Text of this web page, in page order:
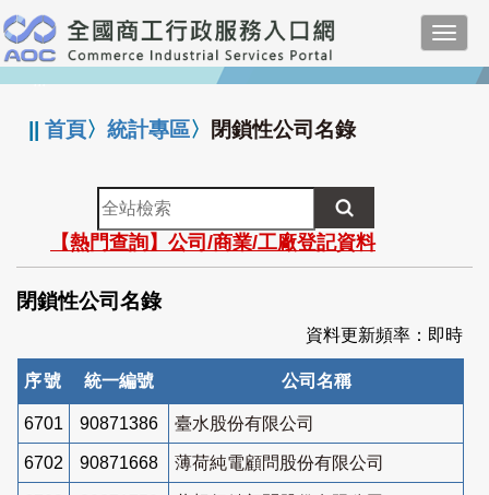
跳
到
主
要
:::
||首頁〉統計專區〉 閉鎖性公司名錄
全
站
檢
索
【熱門查詢】公司/商業/工廠登記資料
閉鎖性公司名錄
資料更新頻率：即時
序號 統一編號 公司名稱
6701 90871386 臺水股份有限公司
6702 90871668 薄荷純電顧問股份有限公司